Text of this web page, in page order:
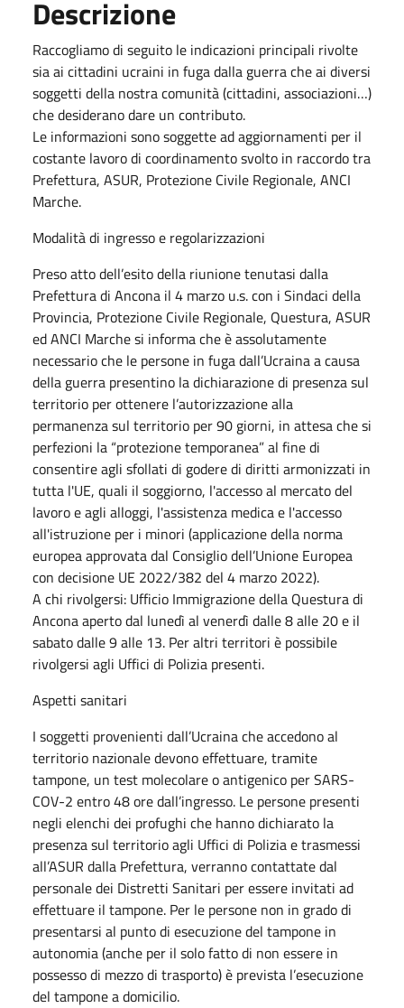
Descrizione
Raccogliamo di seguito le indicazioni principali rivolte
sia ai cittadini ucraini in fuga dalla guerra che ai diversi
soggetti della nostra comunità (cittadini, associazioni…)
che desiderano dare un contributo.
Le informazioni sono soggette ad aggiornamenti per il
costante lavoro di coordinamento svolto in raccordo tra
Prefettura, ASUR, Protezione Civile Regionale, ANCI
Marche.
Modalità di ingresso e regolarizzazioni
Preso atto dell’esito della riunione tenutasi dalla
Prefettura di Ancona il 4 marzo u.s. con i Sindaci della
Provincia, Protezione Civile Regionale, Questura, ASUR
ed ANCI Marche si informa che è assolutamente
necessario che le persone in fuga dall’Ucraina a causa
della guerra presentino la dichiarazione di presenza sul
territorio per ottenere l’autorizzazione alla
permanenza sul territorio per 90 giorni, in attesa che si
perfezioni la “protezione temporanea” al fine di
consentire agli sfollati di godere di diritti armonizzati in
tutta l'UE, quali il soggiorno, l'accesso al mercato del
lavoro e agli alloggi, l'assistenza medica e l'accesso
all'istruzione per i minori (applicazione della norma
europea approvata dal Consiglio dell’Unione Europea
con decisione UE 2022/382 del 4 marzo 2022).
A chi rivolgersi: Ufficio Immigrazione della Questura di
Ancona aperto dal lunedì al venerdì dalle 8 alle 20 e il
sabato dalle 9 alle 13. Per altri territori è possibile
rivolgersi agli Uffici di Polizia presenti.
Aspetti sanitari
I soggetti provenienti dall’Ucraina che accedono al
territorio nazionale devono effettuare, tramite
tampone, un test molecolare o antigenico per SARS-
COV-2 entro 48 ore dall’ingresso. Le persone presenti
negli elenchi dei profughi che hanno dichiarato la
presenza sul territorio agli Uffici di Polizia e trasmessi
all’ASUR dalla Prefettura, verranno contattate dal
personale dei Distretti Sanitari per essere invitati ad
effettuare il tampone. Per le persone non in grado di
presentarsi al punto di esecuzione del tampone in
autonomia (anche per il solo fatto di non essere in
possesso di mezzo di trasporto) è prevista l’esecuzione
del tampone a domicilio.